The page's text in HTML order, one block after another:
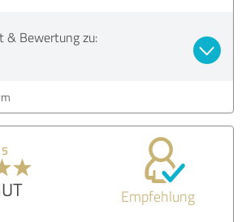
& Bewertung zu:
Empfehlung